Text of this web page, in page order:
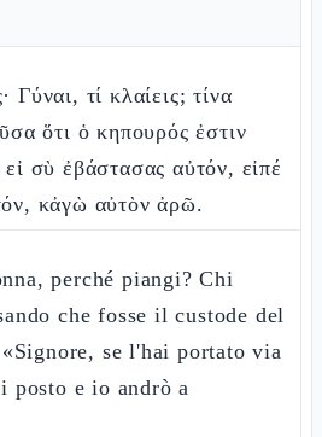
Γύναι, τί κλαίεις; τίνα
ὅτι ὁ κηπουρός ἐστιν
σὺ ἐβάστασας αὐτόν, εἰπέ
κἀγὼ αὐτὸν ἀρῶ.
perché piangi? Chi
che fosse il custode del
se l'hai portato via
posto e io andrò a